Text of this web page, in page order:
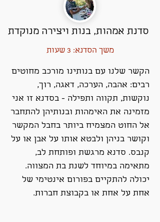
סדנת אמהות, בנות ויצירה מנוקדת
משך הסדנא: 3 שעות
הקשר שלנו עם בנותינו מורכב מחוטים
רבים: אהבה, הערכה, דאגה, רוך,
נוקשות, תקווה ותפילה - בסדנא זו אני
מזמינה את האימהות ובנותיהן להתחבר
אל החוט המצמיח ביותר בחבל המקשר
וקושר בניהן ולבטא אותו על אבן או על
קנבס. סדנא מרגשת ופותחת לב,
מתאימה במיוחד לשנת בת המצווה.
יכולה להתקיים בפורום אינטימי של
אחת על אחת או בקבוצת חברות.